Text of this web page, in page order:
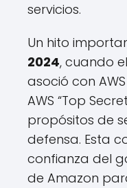
servicios.
Un hito
2024, cuando
asoció con
AWS “Top
propósitos de
defensa. Esta
confianza del
de Amazon